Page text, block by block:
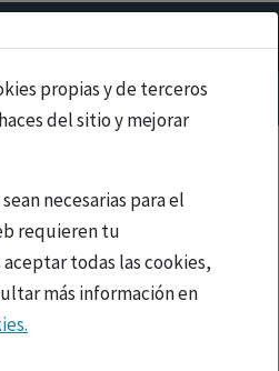
propias y de terceros
del sitio y mejorar
necesarias para el
requieren tu
todas las cookies,
más información en